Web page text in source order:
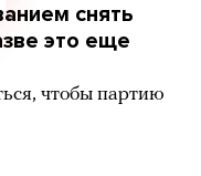
снять
это еще
чтобы партию